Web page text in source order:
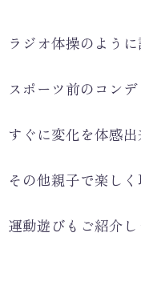
ラジオ体操のよう
スポーツ前のコン
すぐに変化を体感出
その他親子で楽し
運動遊びもご紹介